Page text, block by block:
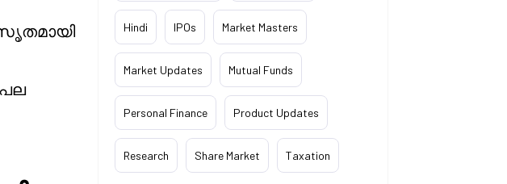
Hindi IPOs Market Masters
Market Updates Mutual Funds
Personal Finance Product Updates
Research Share Market Taxation